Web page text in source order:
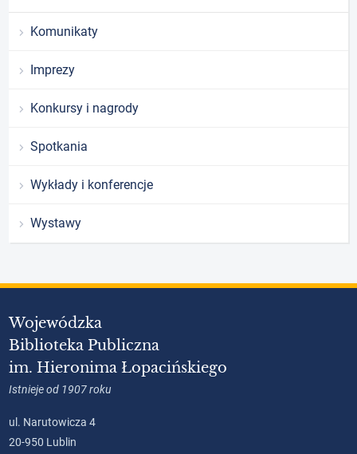
Komunikaty
Imprezy
Konkursy i nagrody
Spotkania
Wykłady i konferencje
Wystawy
Wojewódzka
Biblioteka Publiczna
im. Hieronima Łopacińskiego
Istnieje od 1907 roku
ul. Narutowicza 4
20-950 Lublin